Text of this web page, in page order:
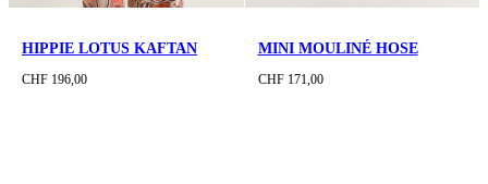
HIPPIE LOTUS KAFTAN
CHF 196,00
MINI MOULINÉ HOSE
CHF 171,00